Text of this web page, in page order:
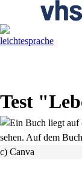
Test
c) Canva